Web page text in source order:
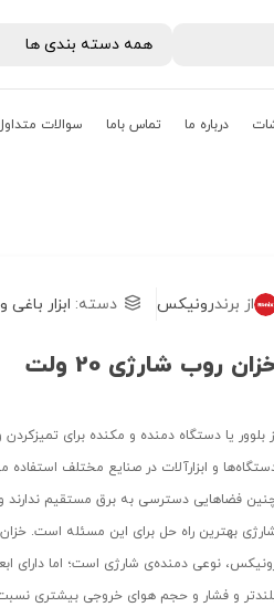
درباره ما تماس باما سوالات
از برندرونیکس دسته: ابزار
روب شارژی 20 ولت
بلوور یا دستگاه دمنده‌ و مکنده‌ برای
و ابزارآلات در صنایع مختلف استفاده
فضاهایی دسترسی به برق مستقیم ندارند و
نوعی دمنده‌ی شارژی است؛ اما دارای
و فشار و حجم هوای خروجی بیشتری نسبت